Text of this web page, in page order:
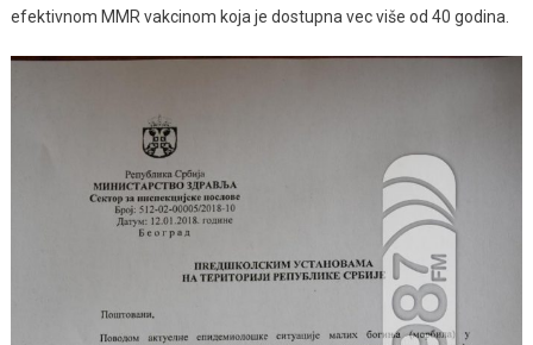
efektivnom MMR vakcinom koja je dostupna vec više od 40 godina.